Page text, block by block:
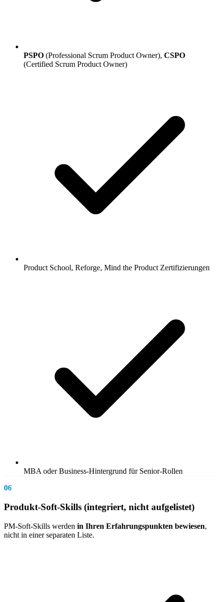
PSPO (Professional Scrum Product Owner), CSPO
(Certified Scrum Product Owner)
Product School, Reforge, Mind the Product Zertifizierungen
MBA oder Business-Hintergrund für Senior-Rollen
06
Produkt-Soft-Skills (integriert, nicht aufgelistet)
PM-Soft-Skills werden in Ihren Erfahrungspunkten bewiesen,
nicht in einer separaten Liste.